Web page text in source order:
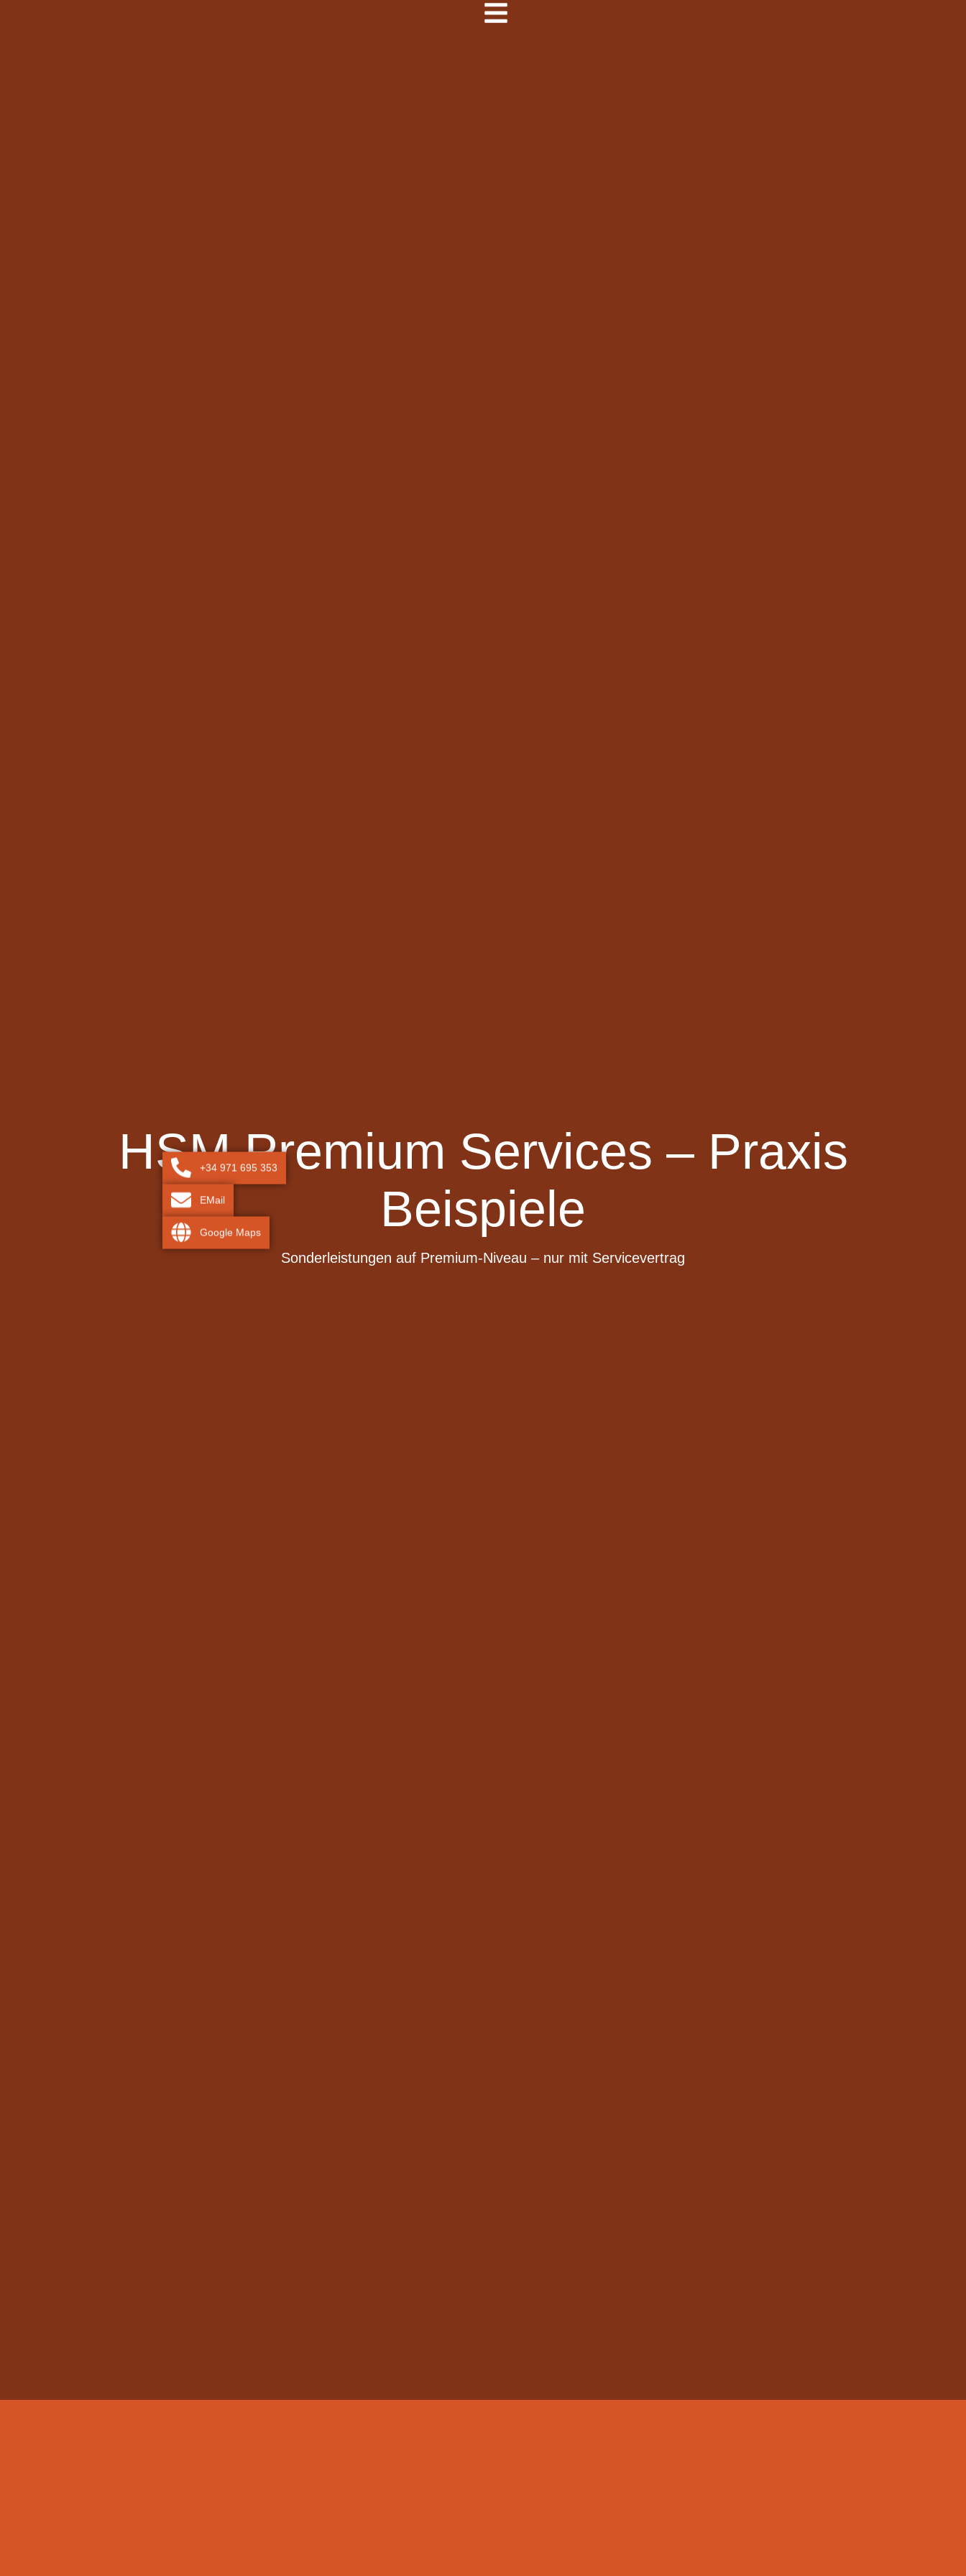
HSM Premium Services – Praxis
Beispiele
Sonderleistungen auf Premium-Niveau – nur mit Servicevertrag
+34 971 695 353
EMail
Google Maps